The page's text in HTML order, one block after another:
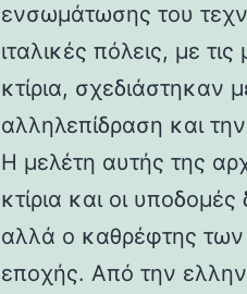
ενσωμάτωσης του
ιταλικές πόλεις, με
κτίρια, σχεδιάστηκαν
αλληλεπίδραση και την
Η μελέτη αυτής της
κτίρια και οι
αλλά ο καθρέφτης
εποχής. Από την